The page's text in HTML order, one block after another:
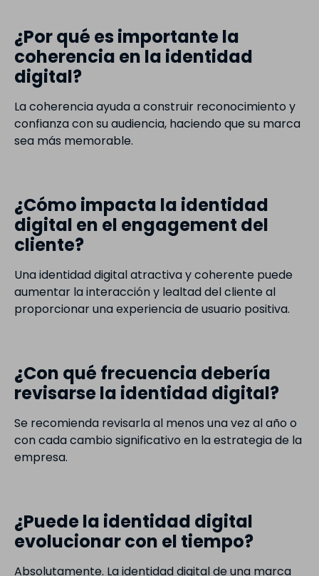
¿Por qué es importante la
coherencia en la identidad
digital?
La coherencia ayuda a construir reconocimiento y
confianza con su audiencia, haciendo que su marca
sea más memorable.
¿Cómo impacta la identidad
digital en el engagement del
cliente?
Una identidad digital atractiva y coherente puede
aumentar la interacción y lealtad del cliente al
proporcionar una experiencia de usuario positiva.
¿Con qué frecuencia debería
revisarse la identidad digital?
Se recomienda revisarla al menos una vez al año o
con cada cambio significativo en la estrategia de la
empresa.
¿Puede la identidad digital
evolucionar con el tiempo?
Absolutamente. La identidad digital de una marca